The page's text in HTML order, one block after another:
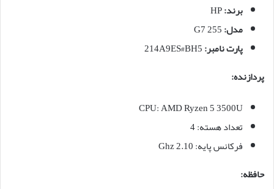
برند:
مدل:
پارت نامبر:
پردازنده:
CPU: AMD Ryzen 5 3500U
تعداد هسته: 4
فرکانس پایه: 2.10 Ghz
حافظه: